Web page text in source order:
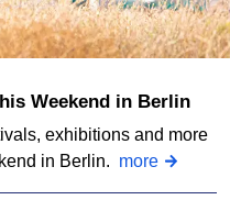
Weekend in Berlin
exhibitions and more
in Berlin. more